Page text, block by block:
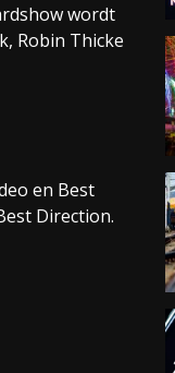
wordt
Robin Thicke
en Best
Direction.